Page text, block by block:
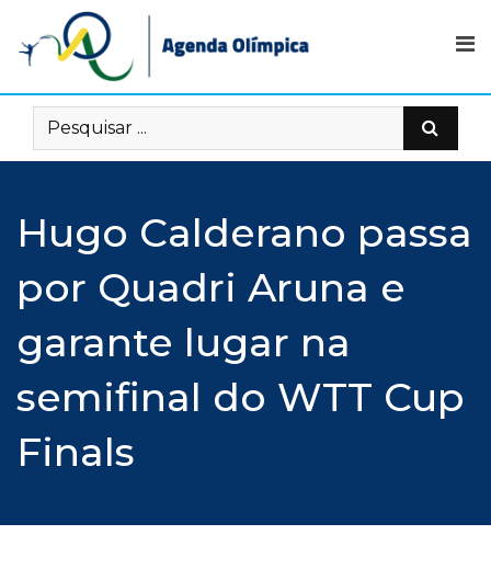
content
Hugo Calderano passa
por Quadri Aruna e
garante lugar na
semifinal do WTT Cup
Finals